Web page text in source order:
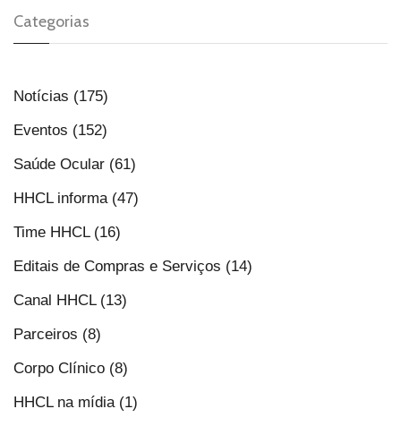
Categorias
Notícias (175)
Eventos (152)
Saúde Ocular (61)
HHCL informa (47)
Time HHCL (16)
Editais de Compras e Serviços (14)
Canal HHCL (13)
Parceiros (8)
Corpo Clínico (8)
HHCL na mídia (1)